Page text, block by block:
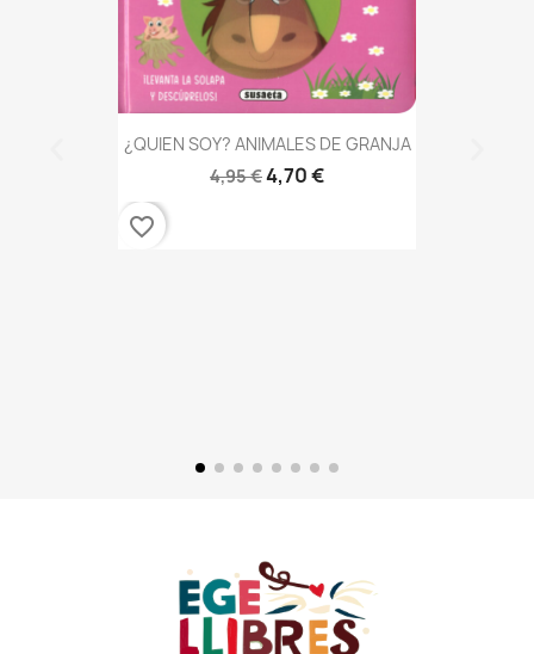
¿QUIEN SOY? ANIMALES DE GRANJA
4,95 €4,70 €
favorite_border